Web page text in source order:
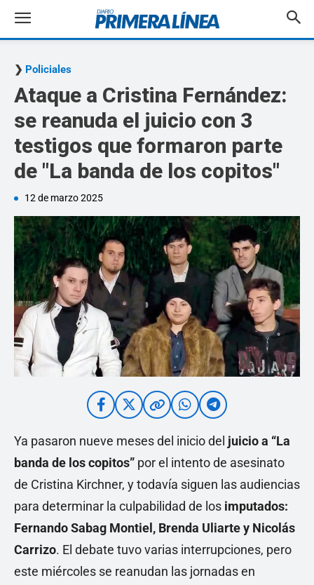
Policiales
Ataque a Cristina Fernández:
se reanuda el juicio con 3
testigos que formaron parte
de "La banda de los copitos"
12 de marzo 2025
Ya pasaron nueve meses del inicio del juicio a “La
banda de los copitos” por el intento de asesinato
de Cristina Kirchner, y todavía siguen las audiencias
para determinar la culpabilidad de los imputados:
Fernando Sabag Montiel, Brenda Uliarte y Nicolás
Carrizo. El debate tuvo varias interrupciones, pero
este miércoles se reanudan las jornadas en